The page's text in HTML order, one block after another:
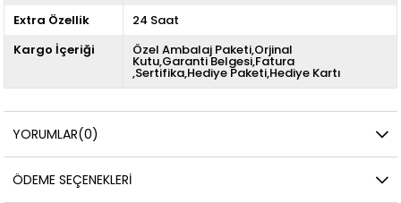
Extra Özellik
24 Saat
Kargo İçeriği
Özel Ambalaj Paketi,Orjinal
Kutu,Garanti Belgesi,Fatura
,Sertifika,Hediye Paketi,Hediye Kartı
YORUMLAR(0)
ÖDEME SEÇENEKLERI